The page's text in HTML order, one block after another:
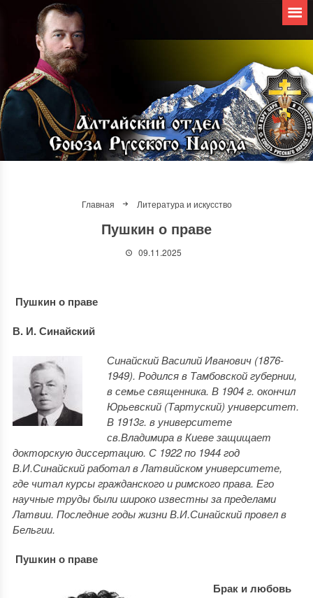
Главная Литература и искусство
Пушкин о праве
09.11.2025
Пушкин о праве
В. И. Синайский
Синайский Василий Иванович (1876-
1949). Родился в Тамбовской губернии,
в семье священника. В 1904 г. окончил
Юрьевский (Тартуский) университет.
В 1913г. в университете
св.Владимира в Киеве защищает
докторскую диссертацию. С 1922 по 1944 год
В.И.Синайский работал в Латвийском университете,
где читал курсы гражданского и римского права. Его
научные труды были широко известны за пределами
Латвии. Последние годы жизни В.И.Синайский провел в
Бельгии.
Пушкин о праве
Брак и любовь